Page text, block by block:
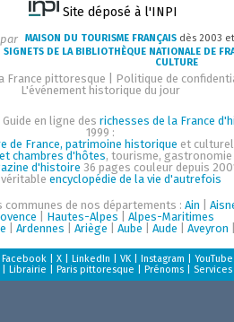
Site déposé à l'INPI
MAISON DU TOURISME FRANÇAIS dès 2003
SIGNETS DE LA BIBLIOTHÈQUE NATIONALE DE
CULTURE
France pittoresque
Politique de
L'événement historique du jour
Guide en ligne des richesses de la France
1999 :
de France, patrimoine historique et
chambres d'hôtes, tourisme, gastronomie
d'histoire 36 pages couleur depuis
véritableencyclopédie de la vie d'autrefois
communes de nos départements :Ain |
Hautes-Alpes
Alpes-Maritimes
|Ardennes |Ariège |Aube |Aude |Aveyron
Facebook |X |LinkedIn |VK |Instagram |YouTube
|Librairie |Paris pittoresque |Prénoms Services